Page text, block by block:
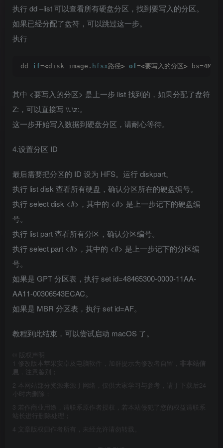
执行 dd –list 可以查看所有硬盘分区，找到要写入的分区。
如果已经分配了盘符，可以跳过这一步。
执行
dd if=<disk image. hfsx路径> of=<要写入的分区> bs=4M
其中 <要写入的分区> 是上一步 list 找到的，如果分配了盘符
Z:，可以直接写 \\.\z:。
这一步开始写入数据到硬盘分区，请耐心等待。
4.设置分区 ID
最后需要把分区的 ID 设为 HFS。运行 diskpart。
执行 list disk 查看所有硬盘，确认分区所在的硬盘编号。
执行 select disk <#>，其中的 <#> 是上一步记下的硬盘编
号。
执行 list part 查看所有分区，确认分区编号。
执行 select part <#>，其中的 <#> 是上一步记下的分区编
号。
如果是 GPT 分区表，执行 set id=48465300-0000-11AA-
AA11-00306543ECAC。
如果是 MBR 分区表，执行 set id=AF。
教程到此结束，可以尝试启动 macOS 了。
版权声明
1
修改版本苹果安卓及电脑软件，加群提示为修改者自留，
非本站信
息 ，注意鉴别；
2 本网站部分资源来源于网络，仅供大家学习与参考，请于下载后24
小时内删除；
3 若作商业用途，请联系原作者授权，若本站侵犯了您的权益请联系
站长进行删除处理；
4 文章版权归作者所有，未经允许请勿转载。